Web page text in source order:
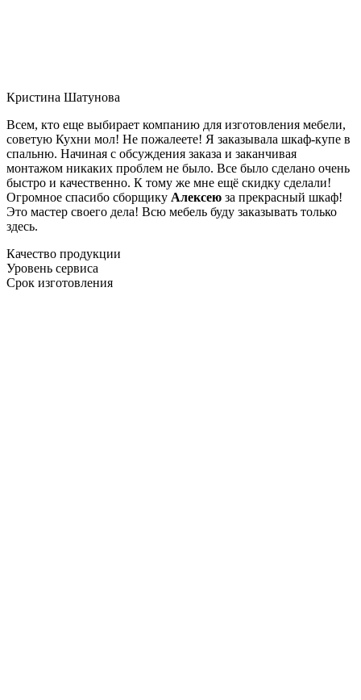
Кристина Шатунова
Всем, кто еще выбирает компанию для изготовления мебели,
советую Кухни мол! Не пожалеете! Я заказывала шкаф-купе в
спальню. Начиная с обсуждения заказа и заканчивая
монтажом никаких проблем не было. Все было сделано очень
быстро и качественно. К тому же мне ещё скидку сделали!
Огромное спасибо сборщику Алексею за прекрасный шкаф!
Это мастер своего дела! Всю мебель буду заказывать только
здесь.
Качество продукции
Уровень сервиса
Срок изготовления